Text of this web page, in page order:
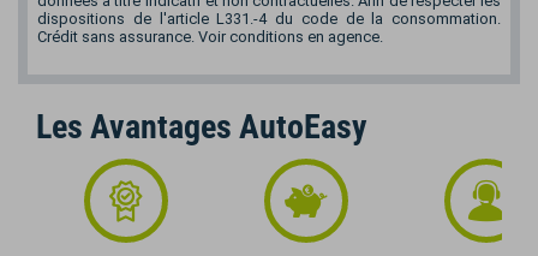
dispositions de l'article L331.-4 du code de la consommation.
Crédit sans assurance. Voir conditions en agence.
Les Avantages AutoEasy